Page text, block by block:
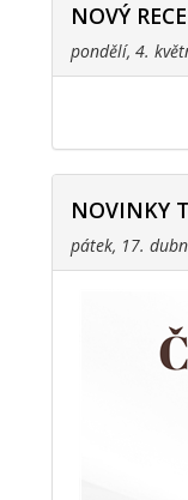
NOVÝ
pondělí, 4.
NOVINKY
pátek, 17.